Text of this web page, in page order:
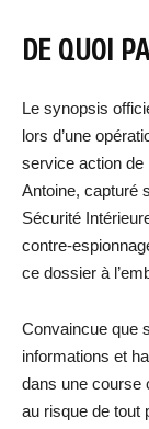
DE QUOI
Le synopsis
lors d’une
service action de
Antoine, capturé
Sécurité
contre-
ce dossier à
Convaincue que
informations et
dans une course
au risque de tout